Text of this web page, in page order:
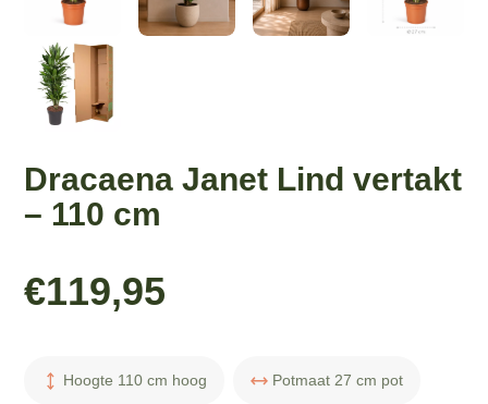
Dracaena Janet Lind vertakt
– 110 cm
€119,95
Hoogte 110 cm hoog Potmaat 27 cm pot